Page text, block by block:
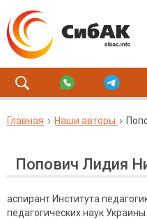
Главная Наши авторы
Попович Лидия
аспирант Института
педагогических наук Украины